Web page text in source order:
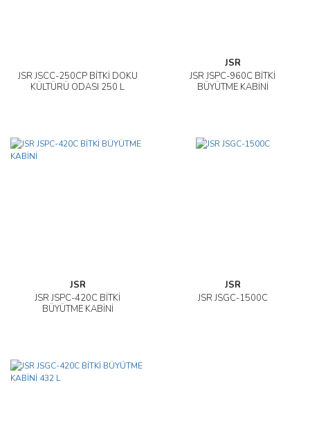
JSR JSCC-250CP BİTKİ DOKU
KÜLTÜRÜ ODASI 250 L
JSR
JSR JSPC-960C BİTKİ
BÜYÜTME KABİNİ
JSR
JSR JSPC-420C BİTKİ
BÜYÜTME KABİNİ
JSR
JSR JSGC-1500C